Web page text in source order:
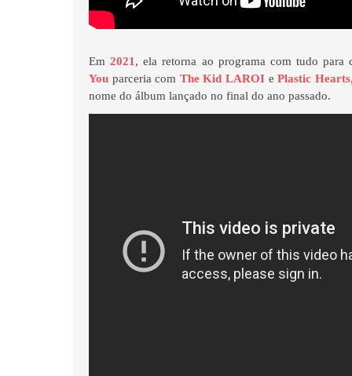
Em2021 , ela retorna ao programa com tudo
You parceria com The Kid LAROI ePlastic Hearts
nome do álbum lançado no final do ano passado.